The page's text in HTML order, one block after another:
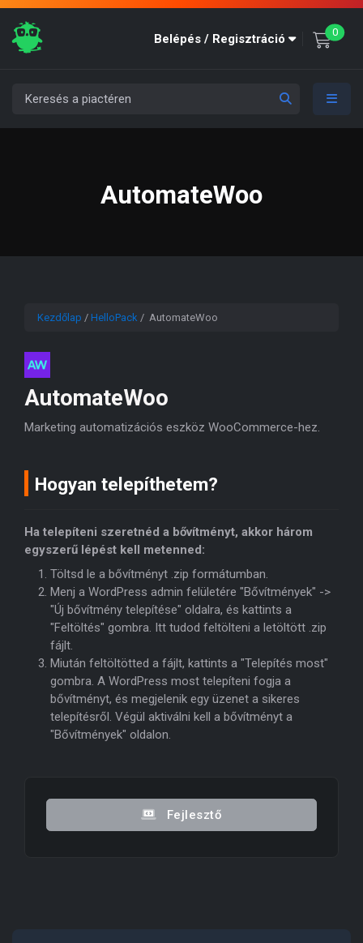
Belépés / Regisztráció 0
AutomateWoo
Kezdőlap / HelloPack / AutomateWoo
AutomateWoo
Marketing automatizációs eszköz WooCommerce-hez.
Hogyan telepíthetem?
Ha telepíteni szeretnéd a bővítményt, akkor három
egyszerű lépést kell metenned:
Töltsd le a bővítményt .zip formátumban.
Menj a WordPress admin felületére "Bővítmények" ->
"Új bővítmény telepítése" oldalra, és kattints a
"Feltöltés" gombra. Itt tudod feltölteni a letöltött .zip
fájlt.
Miután feltöltötted a fájlt, kattints a "Telepítés most"
gombra. A WordPress most telepíteni fogja a
bővítményt, és megjelenik egy üzenet a sikeres
telepítésről. Végül aktiválni kell a bővítményt a
"Bővítmények" oldalon.
Fejlesztő